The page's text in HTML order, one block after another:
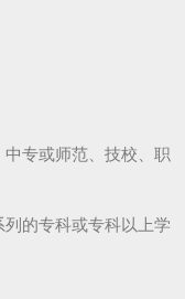
专或师范、技校、职
的专科或专科以上学